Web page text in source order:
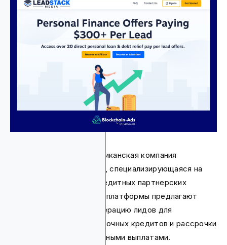
Leadstack Media — американская компания
performance-маркетинга, специализирующаяся на
высокооплачиваемых кредитных партнерских
программах. Программы платформы предлагают
комиссии до 90% за генерацию лидов для
персональных займов, срочных кредитов и рассрочки
с надежными еженедельными выплатами.